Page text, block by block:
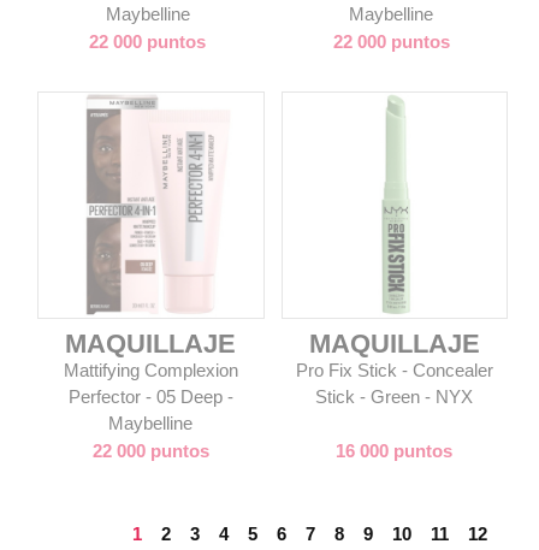
Maybelline
22 000 puntos
Maybelline
22 000 puntos
MAQUILLAJE
Mattifying Complexion
Perfector - 05 Deep -
Maybelline
22 000 puntos
MAQUILLAJE
Pro Fix Stick - Concealer
Stick - Green - NYX
16 000 puntos
1 2 3 4 5 6 7 8 9 10 11 12